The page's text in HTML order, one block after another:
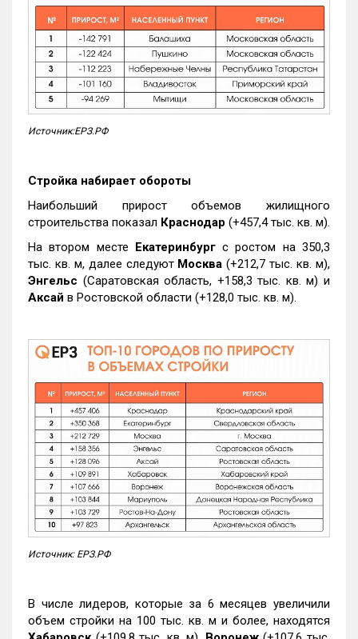
Источник:ЕРЗ.РФ
Стройка набирает обороты
Наибольший прирост объемов жилищного
строительства показал Краснодар (+457,4 тыс. кв. м).
На втором месте Екатеринбургс ростом на 350,3
тыс. кв. м, далее следуют Москва (+212,7 тыс. кв. м),
Энгельс (Саратовская область, +158,3 тыс. кв. м) и
Аксай в Ростовской области (+128,0 тыс. кв. м).
Источник: ЕРЗ.РФ
В числе лидеров, которые за 6 месяцев увеличили
объем стройки на 100 тыс. кв. м и более, находятся